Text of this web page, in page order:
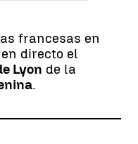
francesas en
directo el
Lyon de la
.